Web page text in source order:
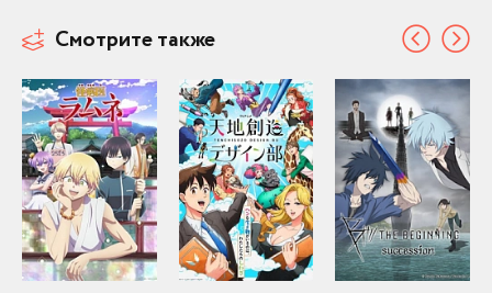
Смотрите также